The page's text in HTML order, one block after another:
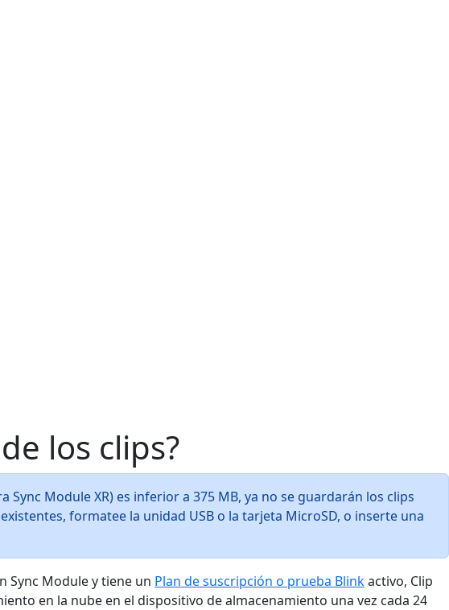
los clips?
Module XR) es inferior a 375 MB, ya no se guardarán los clips
formatee la unidad USB o la tarjeta MicroSD, o inserte una
Sync Module y tiene un Plan de suscripción o prueba Blinkactivo, Clip
en la nube en el dispositivo de almacenamiento una vez cada 24